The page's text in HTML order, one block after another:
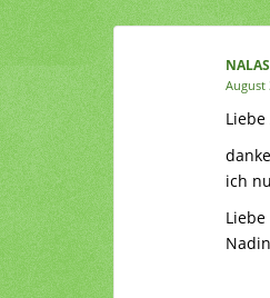
August
Liebe
ich